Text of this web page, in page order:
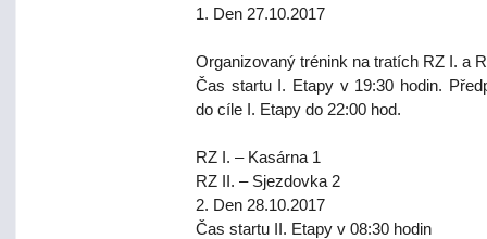
1. Den 27.10.2017
Organizovaný trénink na tratích RZ I. a
Čas startu I. Etapy v 19:30 hodin.
do cíle I. Etapy do 22:00 hod.
RZ I. – Kasárna 1
RZ II. – Sjezdovka 2
2. Den 28.10.2017
Čas startu II. Etapy v 08:30 hodin